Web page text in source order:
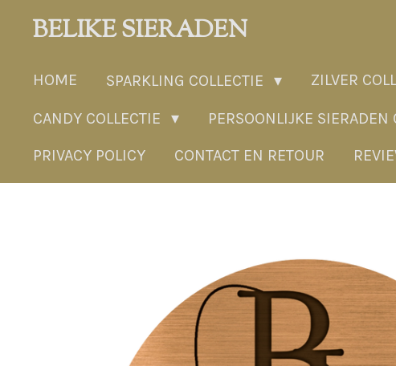
directBELIKE SIERADEN
HOME SPARKLING COLLECTIE ZILVER
CANDY COLLECTIE PERSOONLIJKE SIERADEN
PRIVACY POLICY CONTACT EN RETOUR